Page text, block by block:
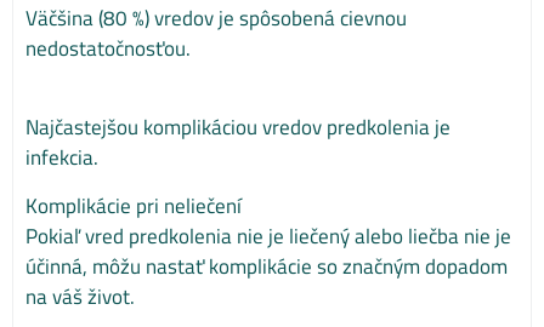
Väčšina (80 %) vredov je spôsobená cievnou
nedostatočnosťou.
Najčastejšou komplikáciou vredov predkolenia je
infekcia.
Komplikácie pri neliečení
Pokiaľ vred predkolenia nie je liečený alebo liečba nie je
účinná, môžu nastať komplikácie so značným dopadom
na váš život.